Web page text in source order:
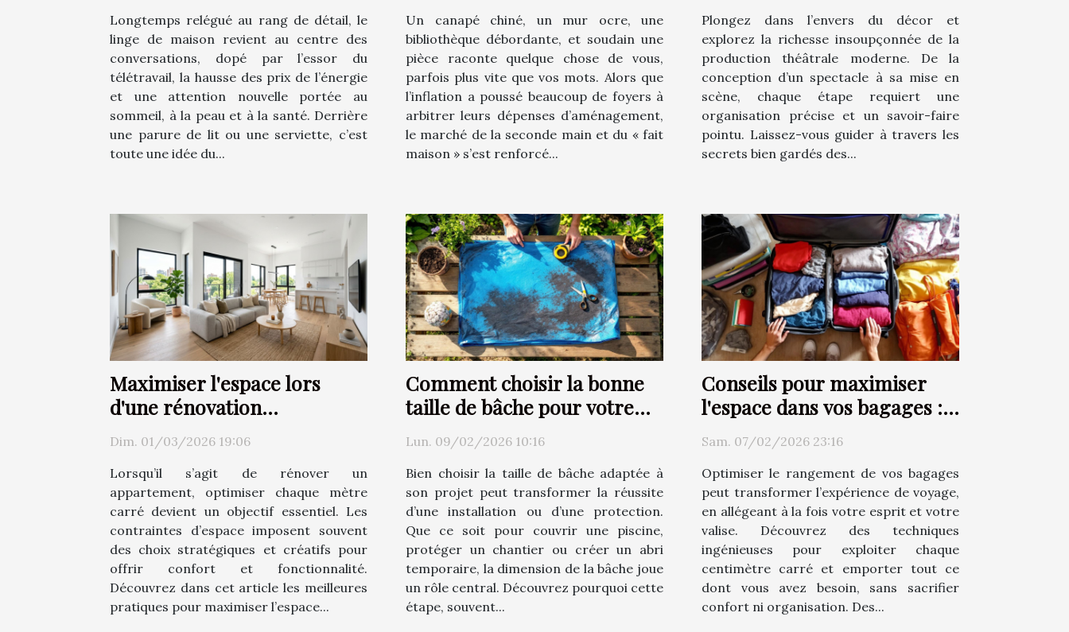
Longtemps relégué au rang de détail, le
linge de maison revient au centre des
conversations, dopé par l’essor du
télétravail, la hausse des prix de l’énergie
et une attention nouvelle portée au
sommeil, à la peau et à la santé. Derrière
une parure de lit ou une serviette, c’est
toute une idée du...
Un canapé chiné, un mur ocre, une
bibliothèque débordante, et soudain une
pièce raconte quelque chose de vous,
parfois plus vite que vos mots. Alors que
l’inflation a poussé beaucoup de foyers à
arbitrer leurs dépenses d’aménagement,
le marché de la seconde main et du « fait
maison » s’est renforcé...
Plongez dans l’envers du décor et
explorez la richesse insoupçonnée de la
production théâtrale moderne. De la
conception d’un spectacle à sa mise en
scène, chaque étape requiert une
organisation précise et un savoir-faire
pointu. Laissez-vous guider à travers les
secrets bien gardés des...
Maximiser l'espace lors
d'une rénovation
d'appartement ?
Dim. 01/03/2026 19:06
Lorsqu’il s’agit de rénover un
appartement, optimiser chaque mètre
carré devient un objectif essentiel. Les
contraintes d’espace imposent souvent
des choix stratégiques et créatifs pour
offrir confort et fonctionnalité.
Découvrez dans cet article les meilleures
pratiques pour maximiser l’espace...
Comment choisir la bonne
taille de bâche pour votre
projet ?
Lun. 09/02/2026 10:16
Bien choisir la taille de bâche adaptée à
son projet peut transformer la réussite
d’une installation ou d’une protection.
Que ce soit pour couvrir une piscine,
protéger un chantier ou créer un abri
temporaire, la dimension de la bâche joue
un rôle central. Découvrez pourquoi cette
étape, souvent...
Conseils pour maximiser
l'espace dans vos bagages :
Techniques et astuces
Sam. 07/02/2026 23:16
Optimiser le rangement de vos bagages
peut transformer l’expérience de voyage,
en allégeant à la fois votre esprit et votre
valise. Découvrez des techniques
ingénieuses pour exploiter chaque
centimètre carré et emporter tout ce
dont vous avez besoin, sans sacrifier
confort ni organisation. Des...